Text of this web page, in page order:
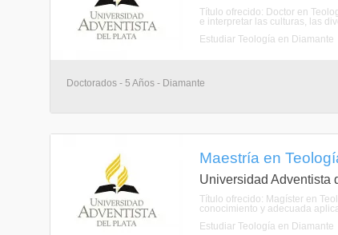
Título ofrecido: Doctor en
e interpretar las culturas, las
Estudiar Teología en Diamante
Doctorados - 5 Años - Diamante
Maestría en
Universidad Adventista
Título ofrecido: Magíster en
conocimiento y adecuada
Estudiar Teología en Diamante